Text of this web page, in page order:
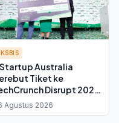
Australia
Tiket ke
Disrupt 2026
Sydney
Agustus 2026